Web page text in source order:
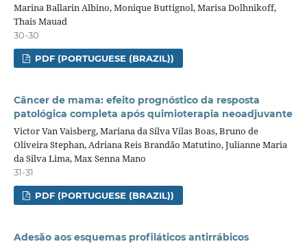
Marina Ballarin Albino, Monique Buttignol, Marisa Dolhnikoff,
Thais Mauad
30-30
PDF (PORTUGUESE (BRAZIL))
Câncer de mama: efeito prognóstico da resposta
patológica completa após quimioterapia neoadjuvante
Victor Van Vaisberg, Mariana da Silva Vilas Boas, Bruno de
Oliveira Stephan, Adriana Reis Brandão Matutino, Julianne Maria
da Silva Lima, Max Senna Mano
31-31
PDF (PORTUGUESE (BRAZIL))
Adesão aos esquemas profiláticos antirrábicos